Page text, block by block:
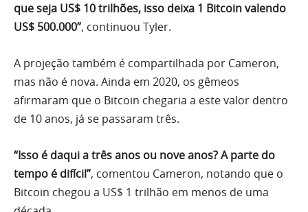
que seja US$ 10 trilhões, isso deixa 1 Bitcoin valendo
US$ 500.000”, continuou Tyler.
A projeção também é compartilhada por Cameron,
mas não é nova. Ainda em 2020, os gêmeos
afirmaram que o Bitcoin chegaria a este valor dentro
de 10 anos, já se passaram três.
“Isso é daqui a três anos ou nove anos? A parte do
tempo é difícil”, comentou Cameron, notando que o
Bitcoin chegou a US$ 1 trilhão em menos de uma